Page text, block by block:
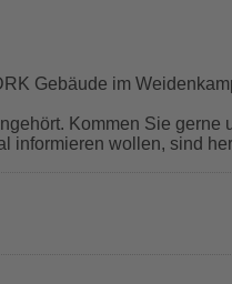
Gebäude im
Kommen Sie gerne
informieren wollen, sind